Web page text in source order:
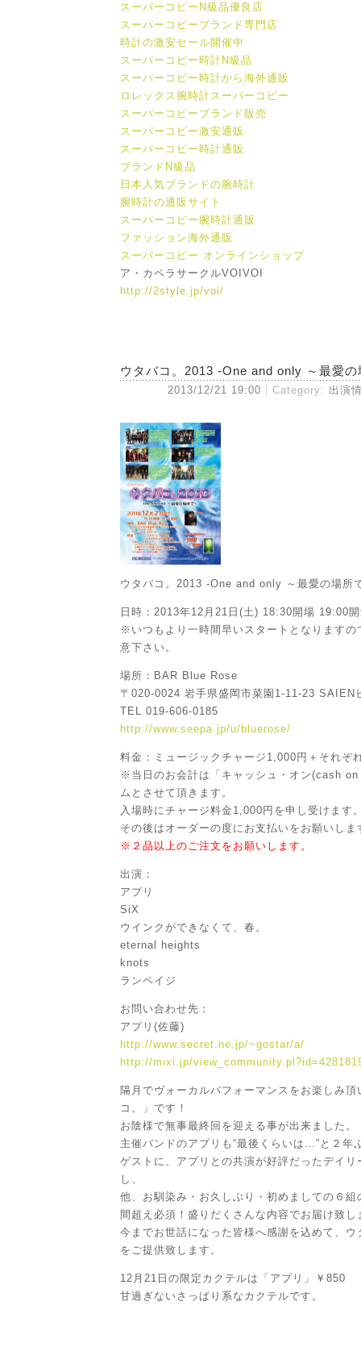
スーパーコピーN級品優良店
スーパーコピーブランド専門店
時計の激安セール開催中
スーパーコピー時計N級品
スーパーコピー時計から海外通販
ロレックス腕時計スーパーコピー
スーパーコピーブランド販売
スーパーコピー激安通販
スーパーコピー時計通販
ブランドN級品
日本人気ブランドの腕時計
腕時計の通販サイト
スーパーコピー腕時計通販
ファッション海外通販
スーパーコピー オンラインショップ
ア・カペラサークルVOIVOI
http://2style.jp/voi/
ウタバコ。2013 -One and only ～最愛の
2013/12/21 19:00 Category: 出演
ウタバコ。2013 -One and only ～最愛の場所
日時：2013年12月21日(土) 18:30開場 19:00
※いつもより一時間早いスタートとなりますの
意下さい。
場所：BAR Blue Rose
〒020-0024 岩手県盛岡市菜園1-11-23 SAIEN
TEL 019-606-0185
http://www.seepa.jp/u/bluerose/
料金：ミュージックチャージ1,000円＋それぞ
※当日のお会計は「キャッシュ・オン(cash
ムとさせて頂きます。
入場時にチャージ料金1,000円を申し受けます
その後はオーダーの度にお支払いをお願いしま
※２品以上のご注文をお願いします。
出演：
アプリ
SiX
ウインクができなくて、春。
eternal heights
knots
ランペイジ
お問い合わせ先：
アプリ(佐藤)
http://www.secret.ne.jp/~gostar/a/
http://mixi.jp/
隔月でヴォーカルパフォーマンスをお楽しみ
コ。」です！
お陰様で無事最終回を迎える事が出来ました。
主催バンドのアプリも“最後くらいは…”と２年
ゲストに、アプリとの共演が好評だったデイリ
し、
他、お馴染み・お久しぶり・初めましての６
間超え必須！盛りだくさんな内容でお届け致し
今までお世話になった皆様へ感謝を込めて、
をご提供致します。
12月21日の限定カクテルは「アプリ」￥850
甘過ぎないさっぱり系なカクテルです。